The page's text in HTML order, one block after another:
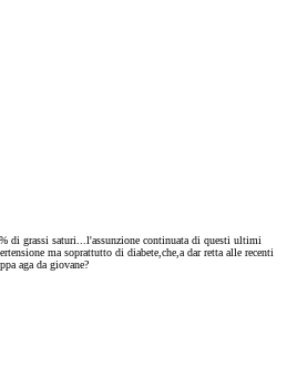
di grassi saturi...l'assunzione continuata di questi ultimi
ma soprattutto di diabete,che,a dar retta alle recenti
aga da giovane?